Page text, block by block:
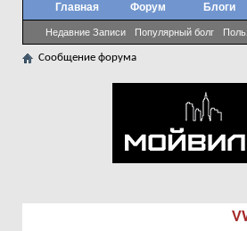
Главная Форум Блоги
Недавние Записи Популярный болг
Сообщение форума